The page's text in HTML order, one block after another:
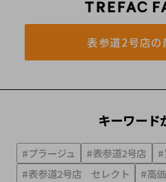
表参道2号店の
キーワード
#プラージュ #表参道2号店
#表参道2号店 セレクト
#高